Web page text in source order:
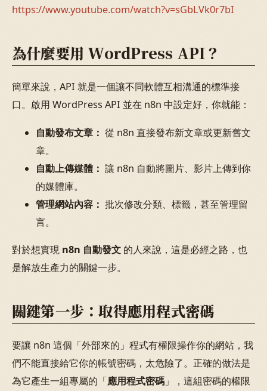
https://www.youtube.com/watch?v=sGbLVk0r7bI
為什麼要用 WordPress API？
簡單來說，API 就是一個讓不同軟體互相溝通的標準接
口。啟用 WordPress API 並在 n8n 中設定好，你就能：
自動發布文章： 從 n8n 直接發布新文章或更新舊文
章。
自動上傳媒體： 讓 n8n 自動將圖片、影片上傳到你
的媒體庫。
管理網站內容： 批次修改分類、標籤，甚至管理留
言。
對於想實現 n8n 自動發文 的人來說，這是必經之路，也
是解放生產力的關鍵一步。
關鍵第一步：取得應用程式密碼
要讓 n8n 這個「外部來的」程式有權限操作你的網站，我
們不能直接給它你的帳號密碼，太危險了。正確的做法是
為它產生一組專屬的「應用程式密碼 」，這組密碼的權限